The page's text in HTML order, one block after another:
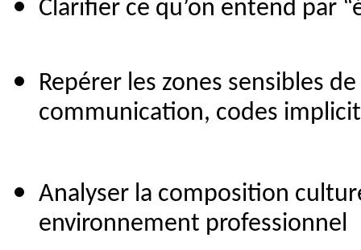
Clarifier ce qu’on entend par
Repérer les zones sensibles
communication, codes
Analyser la composition
environnement professionnel